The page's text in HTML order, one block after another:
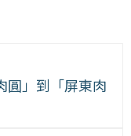
圓」到「屏東肉